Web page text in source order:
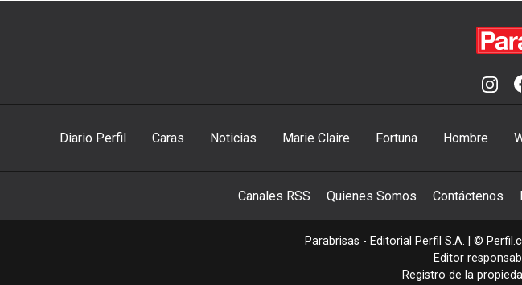
Diario Perfil Caras Noticias Marie Claire Fortuna Hombre
Canales RSS Quienes Somos Contáctenos
Parabrisas - Editorial Perfil S.A. | ©
Editor
Registro de la